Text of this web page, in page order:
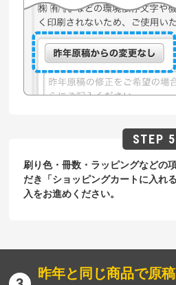
刷り色・冊数・ラッピングなどの
だき「ショッピングカートに入れ
入をお進めください。
昨年と同じ商品で原